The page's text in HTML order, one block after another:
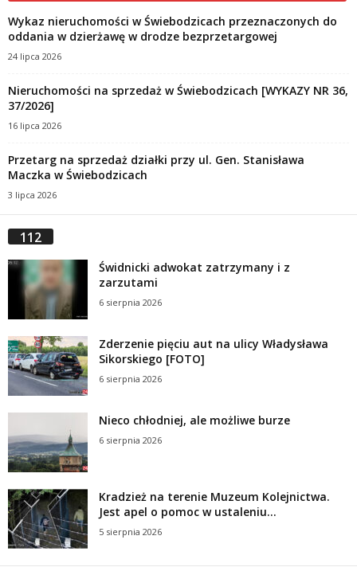
Wykaz nieruchomości w Świebodzicach przeznaczonych do
oddania w dzierżawę w drodze bezprzetargowej
24 lipca 2026
Nieruchomości na sprzedaż w Świebodzicach [WYKAZY NR 36,
37/2026]
16 lipca 2026
Przetarg na sprzedaż działki przy ul. Gen. Stanisława
Maczka w Świebodzicach
3 lipca 2026
112
Świdnicki adwokat zatrzymany i z
zarzutami
6 sierpnia 2026
Zderzenie pięciu aut na ulicy Władysława
Sikorskiego [FOTO]
6 sierpnia 2026
Nieco chłodniej, ale możliwe burze
6 sierpnia 2026
Kradzież na terenie Muzeum Kolejnictwa.
Jest apel o pomoc w ustaleniu...
5 sierpnia 2026